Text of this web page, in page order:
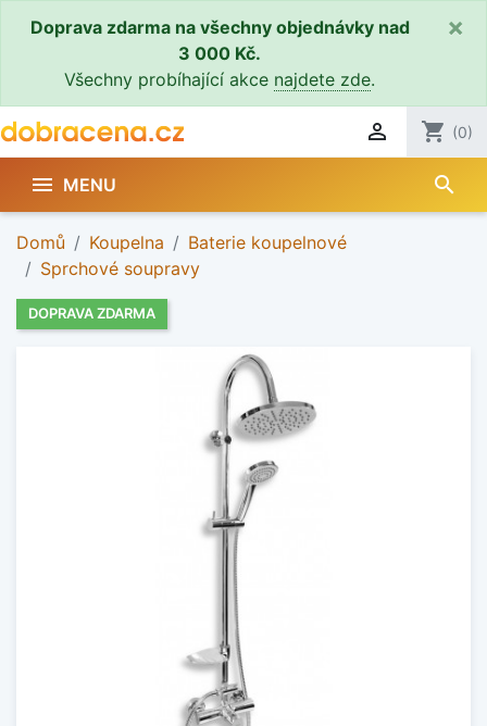
Doprava zdarma na všechny objednávky nad
3 000 Kč.
Všechny probíhající akce najdete zde.
×
 shopping_cart (0)
 MENU search
Domů Koupelna
Baterie koupelnové
Sprchové soupravy
DOPRAVA ZDARMA